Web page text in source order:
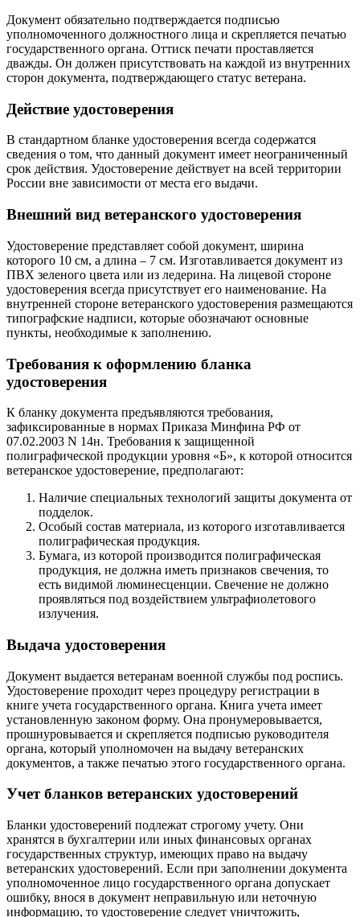
Документ обязательно подтверждается подписью
уполномоченного должностного лица и скрепляется печатью
государственного органа. Оттиск печати проставляется
дважды. Он должен присутствовать на каждой из внутренних
сторон документа, подтверждающего статус ветерана.
Действие удостоверения
В стандартном бланке удостоверения всегда содержатся
сведения о том, что данный документ имеет неограниченный
срок действия. Удостоверение действует на всей территории
России вне зависимости от места его выдачи.
Внешний вид ветеранского удостоверения
Удостоверение представляет собой документ, ширина
которого 10 см, а длина – 7 см. Изготавливается документ из
ПВХ зеленого цвета или из ледерина. На лицевой стороне
удостоверения всегда присутствует его наименование. На
внутренней стороне ветеранского удостоверения размещаются
типографские надписи, которые обозначают основные
пункты, необходимые к заполнению.
Требования к оформлению бланка
удостоверения
К бланку документа предъявляются требования,
зафиксированные в нормах Приказа Минфина РФ от
07.02.2003 N 14н. Требования к защищенной
полиграфической продукции уровня «Б», к которой относится
ветеранское удостоверение, предполагают:
Наличие специальных технологий защиты документа от
подделок.
Особый состав материала, из которого изготавливается
полиграфическая продукция.
Бумага, из которой производится полиграфическая
продукция, не должна иметь признаков свечения, то
есть видимой люминесценции. Свечение не должно
проявляться под воздействием ультрафиолетового
излучения.
Выдача удостоверения
Документ выдается ветеранам военной службы под роспись.
Удостоверение проходит через процедуру регистрации в
книге учета государственного органа. Книга учета имеет
установленную законом форму. Она пронумеровывается,
прошнуровывается и скрепляется подписью руководителя
органа, который уполномочен на выдачу ветеранских
документов, а также печатью этого государственного органа.
Учет бланков ветеранских удостоверений
Бланки удостоверений подлежат строгому учету. Они
хранятся в бухгалтерии или иных финансовых органах
государственных структур, имеющих право на выдачу
ветеранских удостоверений. Если при заполнении документа
уполномоченное лицо государственного органа допускает
ошибку, внося в документ неправильную или неточную
информацию, то удостоверение следует уничтожить,